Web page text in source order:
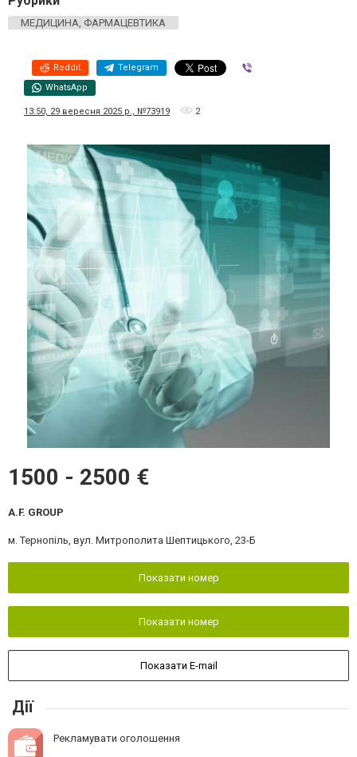
МЕДИЦИНА, ФАРМАЦЕВТИКА
Reddit Telegram
WhatsApp
13:50, 29 вересня 2025 р., №73919 2
1500 - 2500 €
A.F. GROUP
м. Тернопіль, вул. Митрополита Шептицького, 23-Б
Показати номер
Показати номер
Показати E-mail
Дії
Рекламувати оголошення